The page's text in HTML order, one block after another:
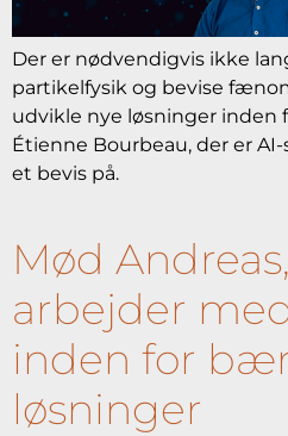
Der er nødvendigvis ikke
partikelfysik og bevise
udvikle nye løsninger inden
Étienne Bourbeau, der er AI-
et bevis på.
Mød
arbejder
inden for
løsninger